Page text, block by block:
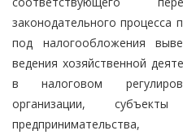
законодательного процесса
под налогообложения
ведения хозяйственной
в налоговом
организации,